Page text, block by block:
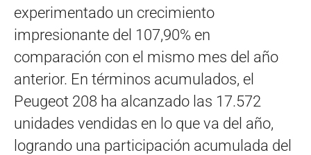
experimentado un crecimiento
impresionante del 107,90% en
comparación con el mismo mes del año
anterior. En términos acumulados, el
Peugeot 208 ha alcanzado las 17.572
unidades vendidas en lo que va del año,
logrando una participación acumulada del